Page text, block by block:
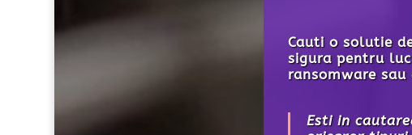
Daca si tu esti
management al
documente din
ta fizica la
Verifica si